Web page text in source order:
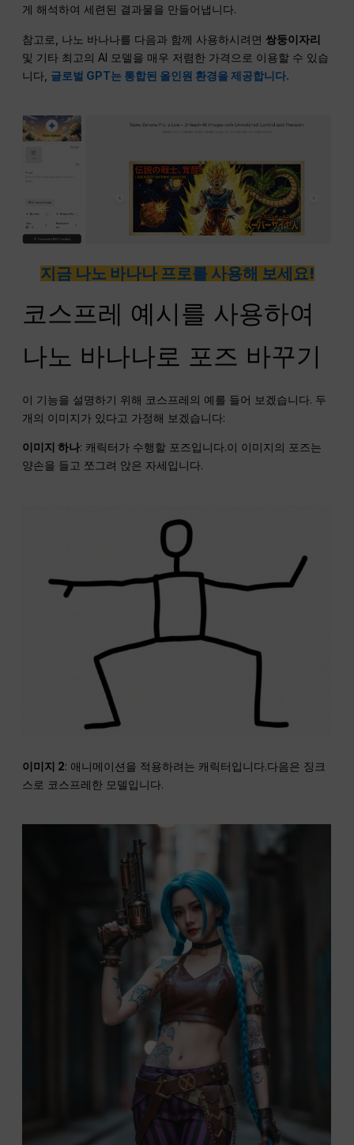
게 해석하여 세련된 결과물을 만들어냅니다.
참고로, 나노 바나나를 다음과 함께 사용하시려면 쌍둥이자리
및 기타 최고의 AI 모델을 매우 저렴한 가격으로 이용할 수 있습
니다, 글로벌 GPT는 통합된 올인원 환경을 제공합니다.
지금 나노 바나나 프로를 사용해 보세요!
코스프레 예시를 사용하여
나노 바나나로 포즈 바꾸기
이 기능을 설명하기 위해 코스프레의 예를 들어 보겠습니다. 두
개의 이미지가 있다고 가정해 보겠습니다:
이미지 하나: 캐릭터가 수행할 포즈입니다.이 이미지의 포즈는
양손을 들고 쪼그려 앉은 자세입니다.
이미지 2: 애니메이션을 적용하려는 캐릭터입니다.다음은 징크
스로 코스프레한 모델입니다.